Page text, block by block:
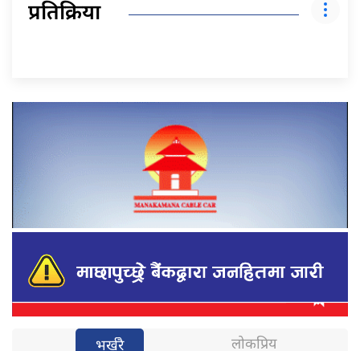
प्रतिक्रिया
भर्खरै लोकप्रिय